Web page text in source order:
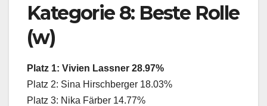
Kategorie 8: Beste Rolle
(w)
Platz 1: Vivien Lassner 28.97%
Platz 2: Sina Hirschberger 18.03%
Platz 3: Nika Färber 14.77%